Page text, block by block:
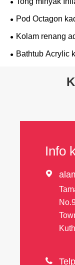
Pod Octagon
Kolam renang
Bathtub Acrylic
Info

 Telp